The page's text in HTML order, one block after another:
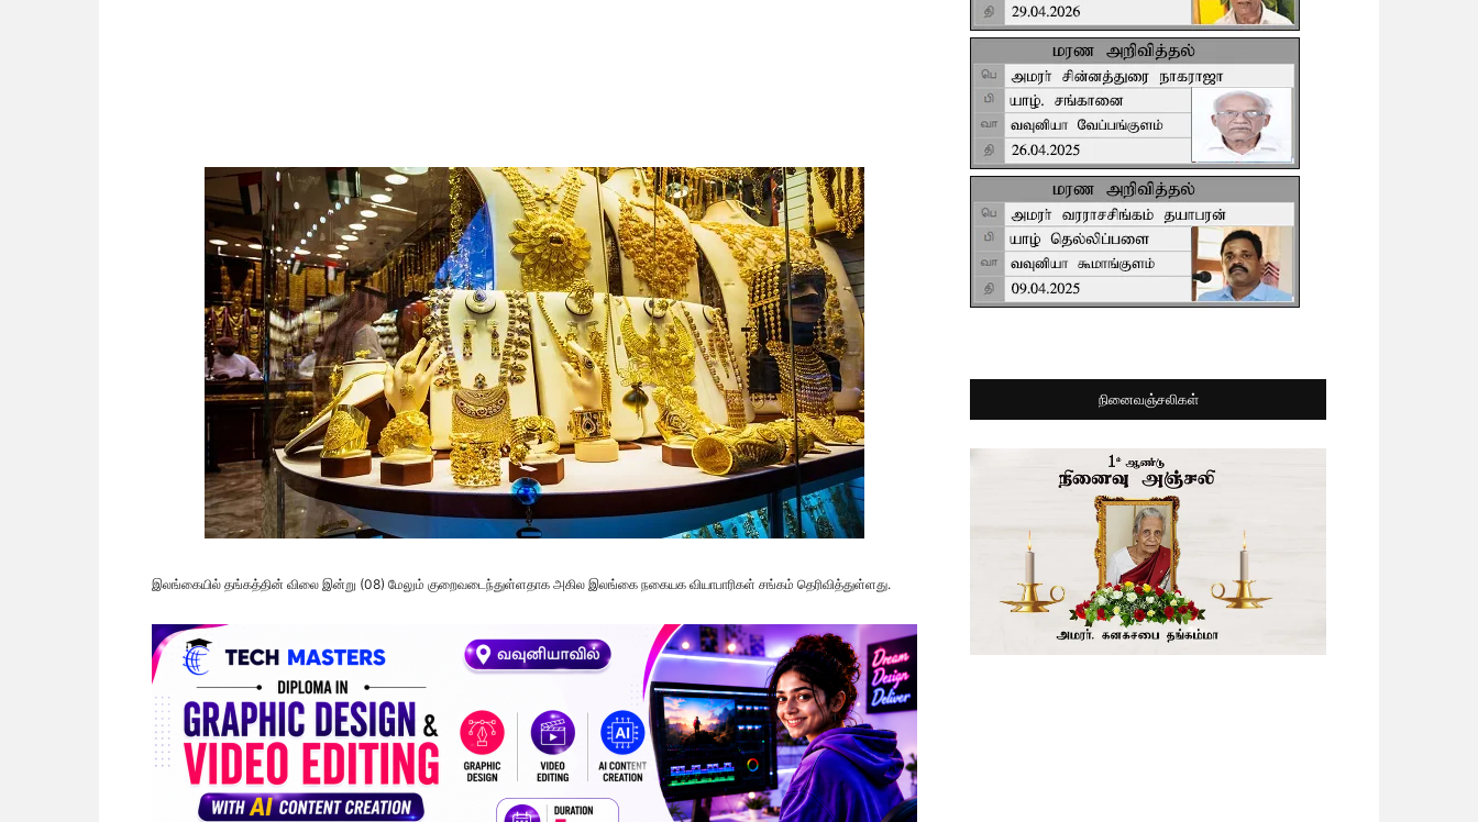
இலங்கையில் தங்கத்தின் விலை இன்று (08) மேலும் குறைவடைந்துள்ளதாக அகில இலங்கை நகையக வியாபாரிகள் சங்கம் தெரிவித்துள்ளது.
நினைவஞ்சலிகள்